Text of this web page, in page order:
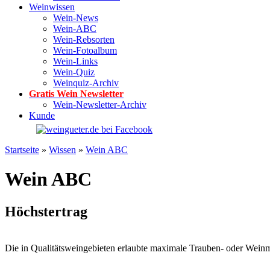
Weinwissen
Wein-News
Wein-ABC
Wein-Rebsorten
Wein-Fotoalbum
Wein-Links
Wein-Quiz
Weinquiz-Archiv
Gratis Wein Newsletter
Wein-Newsletter-Archiv
Kunde
Startseite » Wissen » Wein ABC
Wein ABC
Höchstertrag
Die in Qualitätsweingebieten erlaubte maximale Trauben- oder